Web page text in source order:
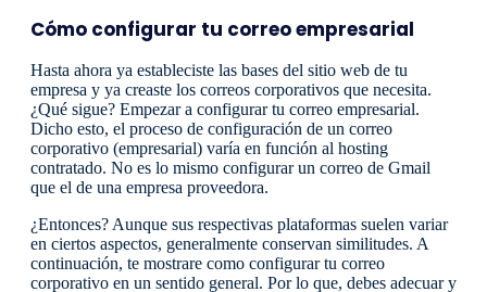
Cómo configurar tu correo empresarial
Hasta ahora ya estableciste las bases del sitio web de tu
empresa y ya creaste los correos corporativos que necesita.
¿Qué sigue? Empezar a configurar tu correo empresarial.
Dicho esto, el proceso de configuración de un correo
corporativo (empresarial) varía en función al hosting
contratado. No es lo mismo configurar un correo de Gmail
que el de una empresa proveedora.
¿Entonces? Aunque sus respectivas plataformas suelen variar
en ciertos aspectos, generalmente conservan similitudes. A
continuación, te mostrare como configurar tu correo
corporativo en un sentido general. Por lo que, debes adecuar y